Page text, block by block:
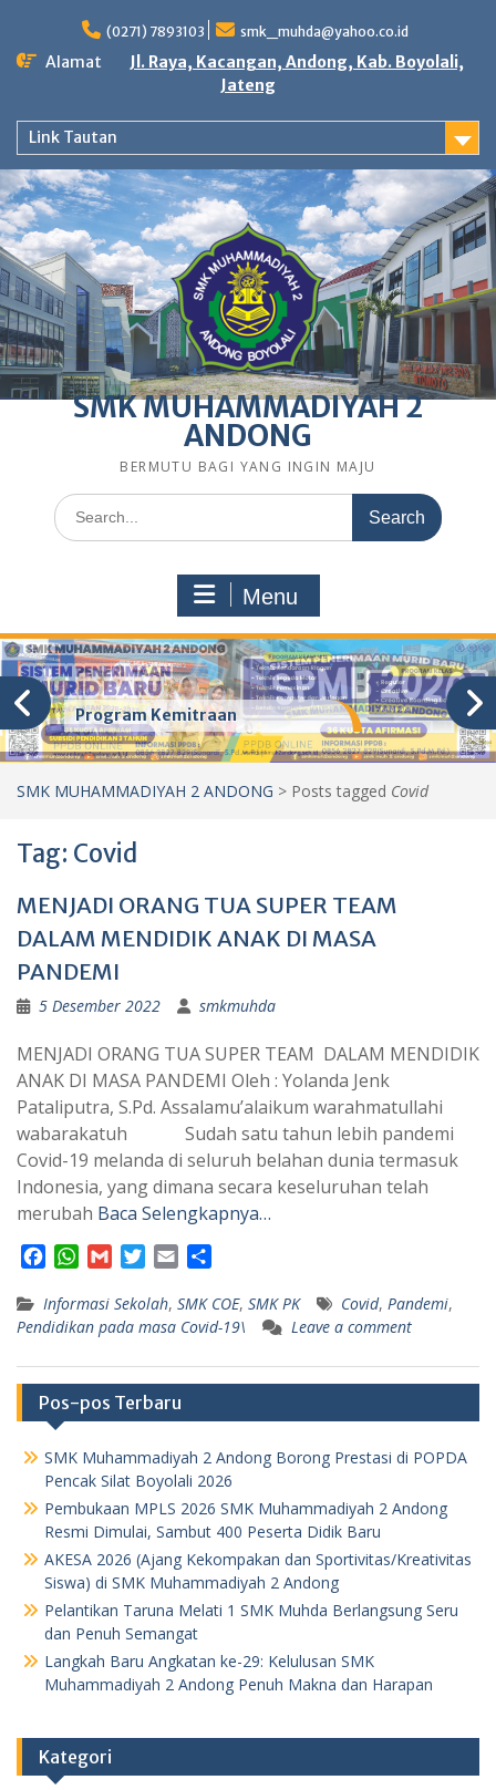
content
(0271) 7893103 smk_muhda@yahoo.co.id
Alamat
Jl. Raya, Kacangan, Andong, Kab. Boyolali,
Jateng
Link Tautan
SMK MUHAMMADIYAH 2
ANDONG
BERMUTU BAGI YANG INGIN MAJU
Search
for:
Menu
Program Kemitraan
SMK MUHAMMADIYAH 2 ANDONG > Posts tagged Covid
Tag: Covid
MENJADI ORANG TUA SUPER TEAM
DALAM MENDIDIK ANAK DI MASA
PANDEMI
5 Desember 2022 smkmuhda
MENJADI ORANG TUA SUPER TEAM DALAM MENDIDIK
ANAK DI MASA PANDEMI Oleh : Yolanda Jenk
Pataliputra, S.Pd. Assalamu’alaikum warahmatullahi
wabarakatuh Sudah satu tahun lebih pandemi
Covid-19 melanda di seluruh belahan dunia termasuk
Indonesia, yang dimana secara keseluruhan telah
merubah Baca Selengkapnya…
c
e
o
o
k
W
a
t
A
p
p
a
i
i
t
e
r
a
i
a
r
Informasi Sekolah, SMK COE, SMK PK Covid, Pandemi,
Pendidikan pada masa Covid-19\
Leave a comment
Pos-pos Terbaru
SMK Muhammadiyah 2 Andong Borong Prestasi di POPDA
Pencak Silat Boyolali 2026
Pembukaan MPLS 2026 SMK Muhammadiyah 2 Andong
Resmi Dimulai, Sambut 400 Peserta Didik Baru
AKESA 2026 (Ajang Kekompakan dan Sportivitas/Kreativitas
Siswa) di SMK Muhammadiyah 2 Andong
Pelantikan Taruna Melati 1 SMK Muhda Berlangsung Seru
dan Penuh Semangat
Langkah Baru Angkatan ke-29: Kelulusan SMK
Muhammadiyah 2 Andong Penuh Makna dan Harapan
Kategori